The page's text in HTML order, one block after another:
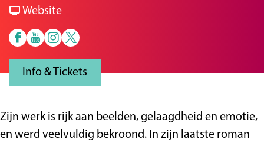
t
e
r
C
r
L
i
a
i
a
r
L
r
a
i
t
e
r
C
Websitev
a
n
e
r
F
b
o
Y
u
b
I
a
g
X
S
p
Info & Tickets
Zijn werk is rijk aan beelden, gelaagdheid en emotie,
en werd veelvuldig bekroond. In zijn laatste roman